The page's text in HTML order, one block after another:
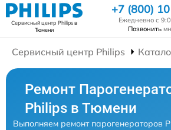
Сервисный центр Philipsв
Тюмени
+7 (800)
Ежедневно с
Позвонить
Сервисный центр Philips
Ремонт
Philips в Тюмени
Выполняем ремонт парогенераторов